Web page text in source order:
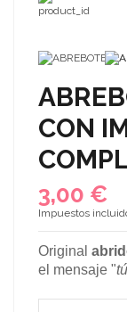
CON
3,00 €
Impuestos
Original
el mensaje "